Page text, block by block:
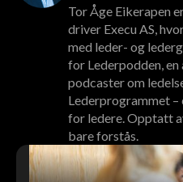
Tor Åge Eikerapen
driver Execu AS,
med leder- og
for Lederpodden,
podcaster om
Lederprogrammet
for ledere. Opptatt
bare forstås.